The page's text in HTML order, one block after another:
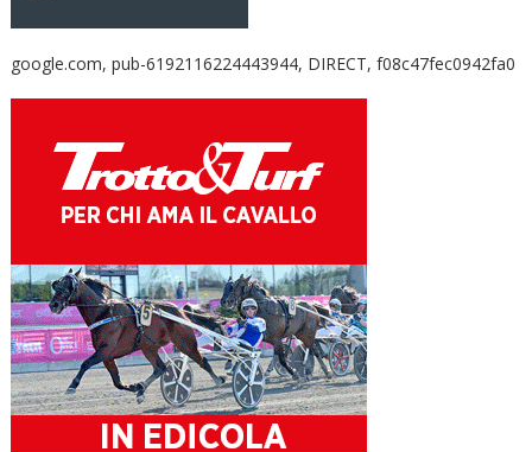
google.com, pub-6192116224443944, DIRECT, f08c47fec0942fa0